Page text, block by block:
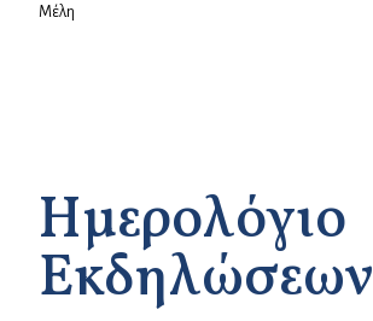
Μέλη
Ημερολόγιο
Εκδηλώσεων